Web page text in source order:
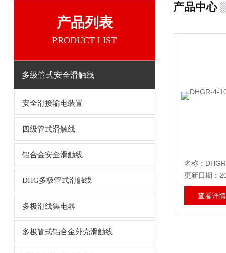
产品列表
PRODUCT LIST
多级管式安全滑触线
安全滑接输电装置
四级管式滑触线
铝合金安全滑触线
DHG多极管式滑触线
多极滑线集电器
多极管式铝合金外壳滑触线
产品中心
更新日期：
查看详情